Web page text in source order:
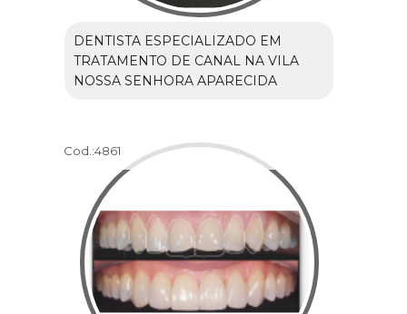
DENTISTA ESPECIALIZADO EM
TRATAMENTO DE CANAL NA VILA
NOSSA SENHORA APARECIDA
Cod.:4861